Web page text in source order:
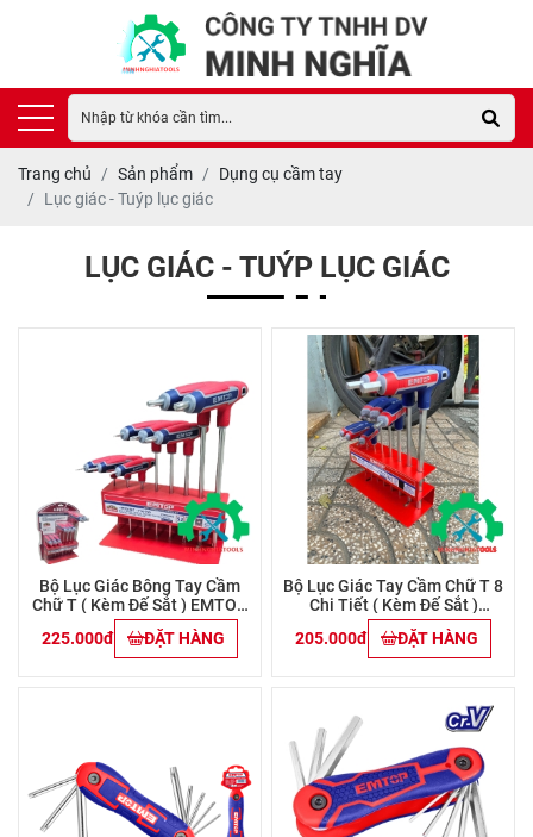
Trang chủ Sản phẩm
Dụng cụ cầm tay
Lục giác - Tuýp lục giác
LỤC GIÁC - TUÝP LỤC GIÁC
Bộ Lục Giác Bông Tay Cầm
Chữ T ( Kèm Đế Sắt ) EMTOP
ETHW6063
225.000đ ĐẶT HÀNG
Bộ Lục Giác Tay Cầm Chữ T 8
Chi Tiết ( Kèm Đế Sắt )
EMTOP ETHW6061 Loại 6
Cạnh
205.000đ ĐẶT HÀNG